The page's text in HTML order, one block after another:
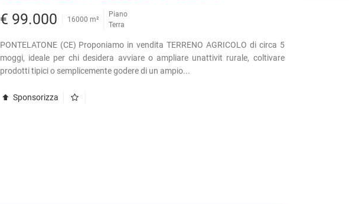
€ 99.000 16000 m²
Piano
Terra
PONTELATONE (CE) Proponiamo in vendita TERRENO AGRICOLO di circa 5
moggi, ideale per chi desidera avviare o ampliare unattivit rurale, coltivare
prodotti tipici o semplicemente godere di un ampio...
Sponsorizza